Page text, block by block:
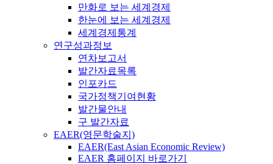
만화로 보는 세계경제
한눈에 보는 세계경제
세계경제통계
연구성과정보
연차보고서
발간자료목록
인포카드
국가정책기여현황
발간물안내
구 발간자료
EAER(영문학술지)
EAER(East Asian Economic Review)
EAER 홈페이지 바로가기